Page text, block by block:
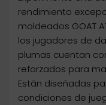
rendimiento
moldeados GOAT
los jugadores de
plumas cuentan
reforzados para
Están diseñadas
condiciones de